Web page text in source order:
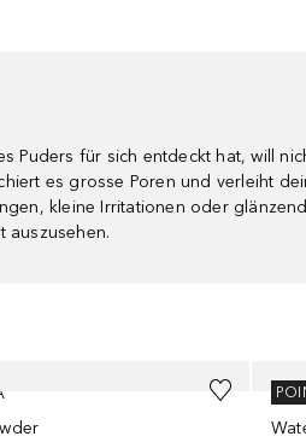
Puders für sich entdeckt hat, will
es grosse Poren und verleiht
kleine Irritationen oder
auszusehen.